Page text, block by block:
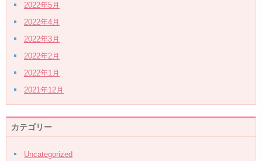
2022年5月
2022年4月
2022年3月
2022年2月
2022年1月
2021年12月
カテゴリー
Uncategorized